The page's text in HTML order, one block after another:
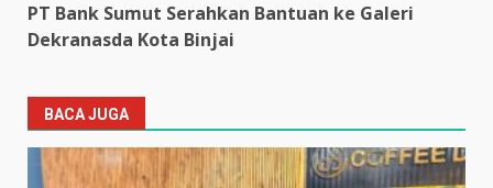
PT Bank Sumut Serahkan Bantuan ke Galeri
Dekranasda Kota Binjai
BACA JUGA